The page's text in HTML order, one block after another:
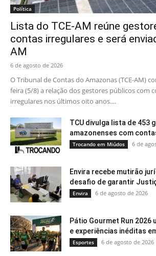
Política
Lista do TCE-AM reúne
contas irregulares e será
AM
6 de agosto de 2026
O Tribunal de Contas do Amazonas (TCE-AM)
feira (5/8) a relação dos gestores públicos com
irregulares nos últimos oito anos....
TCU divulga lista de 453
amazonenses com
Trocando em Miúdos 6 de
Envira recebe mutirão
desafio de garantir
Envira 6 de agosto de 2026
Pátio Gourmet Run 2026
e experiências inéditas
Esportes 6 de agosto de 2026